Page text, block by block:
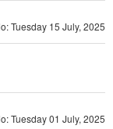
Tuesday 15 July, 2025
Tuesday 01 July, 2025